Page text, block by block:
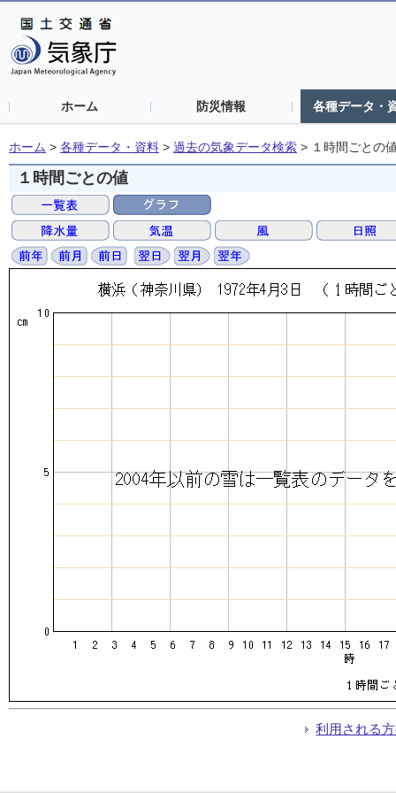
ホーム 防災情報 各種データ・
ホーム > 各種データ・資料 > 過去の気象データ検索 > １時間ごとの
１時間ごとの値
利用される